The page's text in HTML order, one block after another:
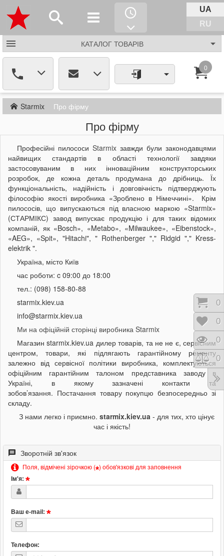
UA
RU
КАТАЛОГ ТОВАРІВ
0
Starmix Про фірму
Про фірму
Професійні пилососи Starmix завжди були законодавцями
найвищих стандартів в області технології завдяки
застосовуваним в них інноваційним конструкторських
розробок, де кожна деталь продумана до дрібниць. Їх
функціональність, надійність і довговічність підтверджують
філософію якості виробника «Зроблено в Німеччині». Крім
пилососів, що випускаються під власною маркою «Starmix»
(СТАРМІКС) завод випускає продукцію і для таких відомих
компаній, як «Bosch», «Metabo», «Milwaukee», «Eibenstock»,
«AEG», «Spit», "Hitachi", " Rothenberger "," Ridgid "," Kress-
elektrik ".
Україна, місто Київ
час роботи: c 09:00 до 18:00
тел.: (098) 158-80-88
starmix.kiev.ua
info@starmix.kiev.ua
Ми на офіційній сторінці виробника Starmix
Магазинstarmix.kiev.ua дилер товарів, та не не є, сервісним
центром, товари, які підлягають гарантійному ремонту
залежно від сервісної політики виробника, комплектуються
офіційним гарантійним талоном представника заводу в
Україні, в якому зазначені контакти та
зобов’язання. Постачання товару покупцю безпосередньо зі
складу.
З нами легко і приємно. starmix.kiev.ua - для тих, хто цінує
час і якість!
Зворотній зв'язок
Поля, відмічені зірочкою (*) обов'язкові для заповнення
Ім'я:
Ваш e-mail:
Телефон:
0
0
0
0